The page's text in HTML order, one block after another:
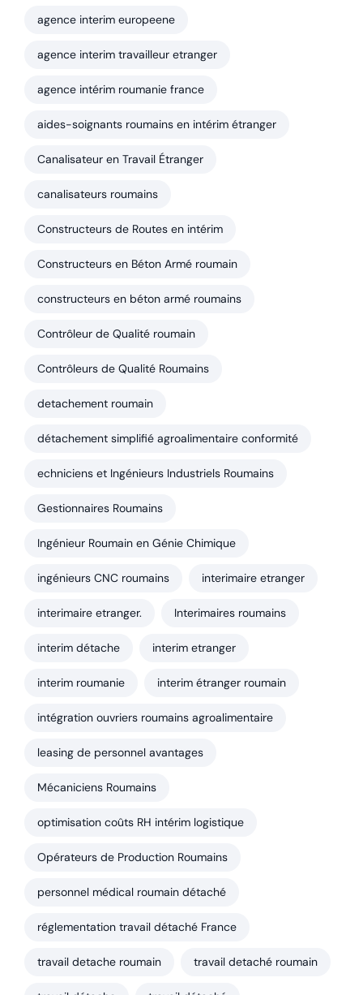
agence interim europeene
agence interim travailleur etranger
agence intérim roumanie france
aides-soignants roumains en intérim étranger
Canalisateur en Travail Étranger
canalisateurs roumains
Constructeurs de Routes en intérim
Constructeurs en Béton Armé roumain
constructeurs en béton armé roumains
Contrôleur de Qualité roumain
Contrôleurs de Qualité Roumains
detachement roumain
détachement simplifié agroalimentaire conformité
echniciens et Ingénieurs Industriels Roumains
Gestionnaires Roumains
Ingénieur Roumain en Génie Chimique
ingénieurs CNC roumains interimaire etranger
interimaire etranger. Interimaires roumains
interim détache interim etranger
interim roumanie interim étranger roumain
intégration ouvriers roumains agroalimentaire
leasing de personnel avantages
Mécaniciens Roumains
optimisation coûts RH intérim logistique
Opérateurs de Production Roumains
personnel médical roumain détaché
réglementation travail détaché France
travail detache roumain travail detaché roumain